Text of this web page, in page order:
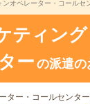
オペレーター・コールセ
ティン
ー の派遣の
ー・コールセンター